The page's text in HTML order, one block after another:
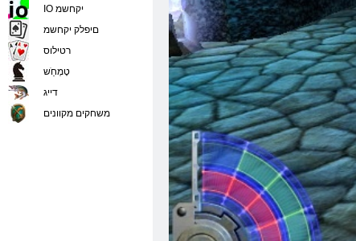
IO יקחשמ
םיפלק יקחשמ
רטילוס
טָמְחַׁש
דייג
משחקים מקוונים